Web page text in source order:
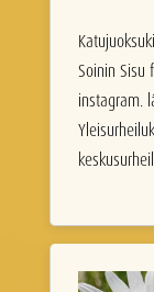
Soinin Sisu
instagram.